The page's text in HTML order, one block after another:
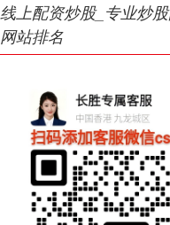
线上配资炒股_专业炒
网站排名